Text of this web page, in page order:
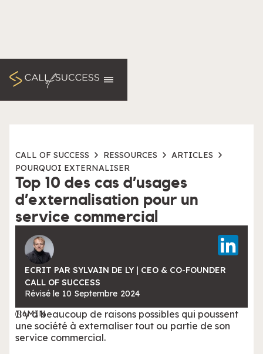
CALL OF SUCCESS RESSOURCES
ARTICLES
POURQUOI EXTERNALISER
Top 10 des cas d’usages
d’externalisation pour un
service commercial
ECRIT PAR SYLVAIN DE LY | CEO & CO-FOUNDER
CALL OF SUCCESS
Révisé le 10 Septembre 2024
6MIN
Il y a beaucoup de raisons possibles qui poussent
une société à externaliser tout ou partie de son
service commercial.